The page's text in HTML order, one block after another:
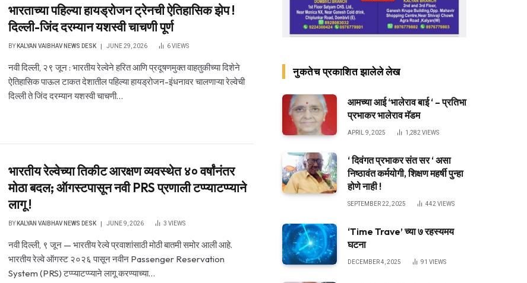
भारताच्या पहिल्या हायड्रोजन ट्रेनची ऐतिहासिक झेप !
दिल्ली-जिंद दरम्यान यशस्वी चाचणी पूर्ण
BY KALYAN VAIBHAV NEWS DESK JUNE 29, 2026 6VIEWS
नवी दिल्ली, २९ जून : भारतीय रेल्वेने हरित आणि प्रदूषणमुक्त वाहतुकीच्या दिशेने
ऐतिहासिक पाऊल टाकत देशातील पहिल्या हायड्रोजन-इंधनावर चालणाऱ्या रेल्वेची
दिल्ली ते जिंद दरम्यान यशस्वी चाचणी…
भारतीय रेल्वेच्या तिकीट आरक्षण व्यवस्थेत ४० वर्षांनंतर
मोठा बदल; ऑगस्टपासून नवी PRS प्रणाली टप्प्याटप्प्याने
लागू !
BY KALYAN VAIBHAV NEWS DESK JUNE 9, 2026 3VIEWS
नवी दिल्ली, ९ जून — भारतीय रेल्वे प्रवाशांसाठी मोठी बातमी समोर आली आहे.
भारतीय रेल्वे ऑगस्ट २०२६ पासून नवीन Passenger Reservation
System (PRS) टप्प्याटप्प्याने लागू करण्याच्या…
नुकतेच प्रकाशित झालेले लेख
आमच्या आई ‘भालेराव बाई ‘ – प्रतिभा
प्रभाकर भालेराव मॅडम
APRIL 9, 2025 1,282 VIEWS
‘ दिवंगत प्रभाकर संत सर ‘ असा
निष्ठावंत कर्मयोगी, शिक्षण महर्षी पुन्हा
होणे नाही !
SEPTEMBER 22, 2025 442 VIEWS
‘Time Trave’ च्या ७ रहस्यमय
घटना
DECEMBER 4, 2025 91 VIEWS